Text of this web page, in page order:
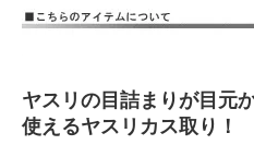
ヤスリの目詰まりが目元
使えるヤスリカス取り！